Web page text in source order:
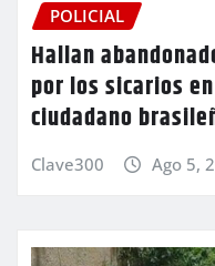
POLICIAL
Hallan
por los sicarios
ciudadano
Clave300 Ago 5,